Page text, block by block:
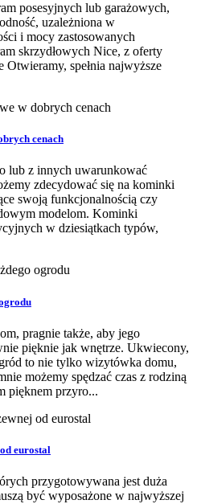
posesyjnych lub garażowych,
uzależniona w
i mocy zastosowanych
skrzydłowych Nice, z oferty
spełnia najwyższe
cenach
lub z innych uwarunkować
zdecydować się na kominki
swoją funkcjonalnością czy
modelom. Kominki
w dziesiątkach typów,
pragnie także, aby jego
pięknie jak wnętrze. Ukwiecony,
to nie tylko wizytówka domu,
możemy spędzać czas z rodziną
pięknem przyro...
eurostal
przygotowywana jest duża
być wyposażone w najwyższej